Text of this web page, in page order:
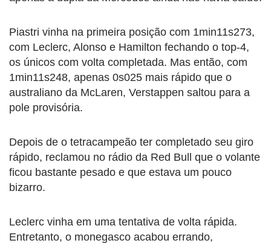
Piastri vinha na primeira posição com 1min11s273,
com Leclerc, Alonso e Hamilton fechando o top-4,
os únicos com volta completada. Mas então, com
1min11s248, apenas 0s025 mais rápido que o
australiano da McLaren, Verstappen saltou para a
pole provisória.
Depois de o tetracampeão ter completado seu giro
rápido, reclamou no rádio da Red Bull que o volante
ficou bastante pesado e que estava um pouco
bizarro.
Leclerc vinha em uma tentativa de volta rápida.
Entretanto, o monegasco acabou errando,